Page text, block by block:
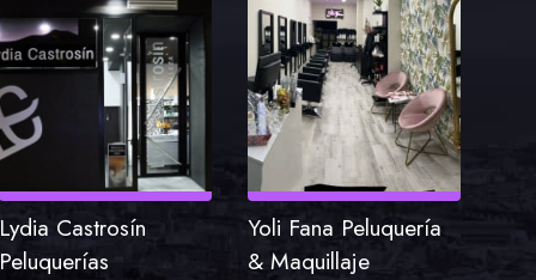
Lydia Castrosín
Peluquerías
Yoli Fana Peluquería
& Maquillaje